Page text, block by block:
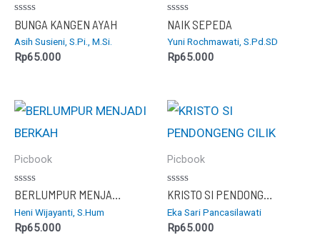
Dinilai
0
dari
5
BUNGA KANGEN AYAH
Asih Susieni, S.Pi., M.Si.
Rp65.000
Dinilai
0
dari
5
NAIK SEPEDA
Yuni Rochmawati, S.Pd.SD
Rp65.000
Picbook
Dinilai
0
dari
5
BERLUMPUR MENJADI BERKAH
Heni Wijayanti, S.Hum
Rp65.000
Picbook
Dinilai
0
dari
5
KRISTO SI PENDONGENG CILIK
Eka Sari Pancasilawati
Rp65.000